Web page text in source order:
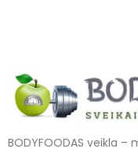
BODYFOODAS veikla